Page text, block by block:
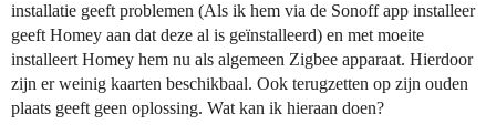
installatie geeft problemen (Als ik hem via de Sonoff app installeer
geeft Homey aan dat deze al is geïnstalleerd) en met moeite
installeert Homey hem nu als algemeen Zigbee apparaat. Hierdoor
zijn er weinig kaarten beschikbaal. Ook terugzetten op zijn ouden
plaats geeft geen oplossing. Wat kan ik hieraan doen?